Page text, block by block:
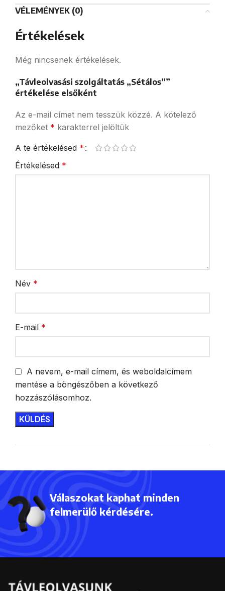
VÉLEMÉNYEK (0)
Értékelések
Még nincsenek értékelések.
„Távleolvasási szolgáltatás „Sétálos””
értékelése elsőként
Az e-mail címet nem tesszük közzé. A kötelező
mezőket * karakterrel jelöltük
A te értékelésed *
Értékelésed *
Név *
E-mail *
A nevem, e-mail címem, és weboldalcímem
mentése a böngészőben a következő
hozzászólásomhoz.
Válaszokat kaphat minden
felmerülő kérdésére.